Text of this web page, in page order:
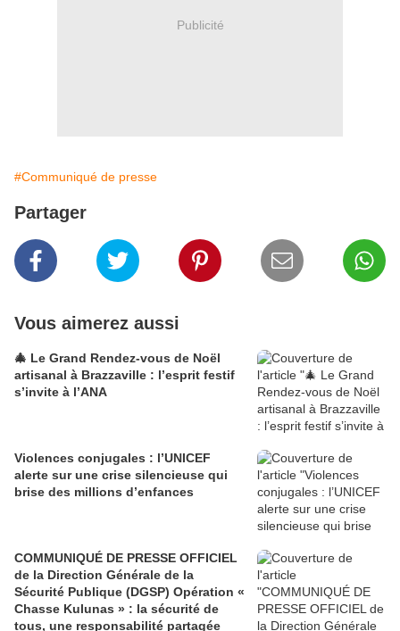
Publicité
#Communiqué de presse
Partager
Vous aimerez aussi
🎄 Le Grand Rendez-vous de Noël
artisanal à Brazzaville : l’esprit festif
s’invite à l’ANA
Violences conjugales : l’UNICEF
alerte sur une crise silencieuse qui
brise des millions d’enfances
COMMUNIQUÉ DE PRESSE OFFICIEL
de la Direction Générale de la
Sécurité Publique (DGSP) Opération «
Chasse Kulunas » : la sécurité de
tous, une responsabilité partagée